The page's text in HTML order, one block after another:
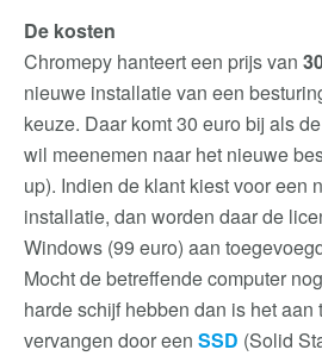
De kosten
Chromepy hanteert een prijs van
nieuwe installatie van een
keuze. Daar komt 30 euro bij als
wil meenemen naar het nieuwe
up). Indien de klant kiest voor een
installatie, dan worden daar de
Windows (99 euro) aan
Mocht de betreffende computer
harde schijf hebben dan is het
vervangen door een SSD (Solid